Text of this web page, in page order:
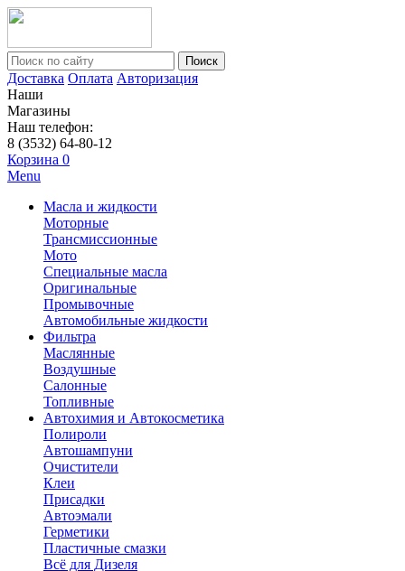
Поиск
Доставка Оплата Авторизация
Наши
Магазины
Наш телефон:
8 (3532) 64-80-12
Корзина 0
Menu
Масла и жидкости
Моторные
Трансмиссионные
Мото
Специальные масла
Оригинальные
Промывочные
Автомобильные жидкости
Фильтра
Маслянные
Воздушные
Салонные
Топливные
Автохимия и Автокосметика
Полироли
Автошампуни
Очистители
Клеи
Присадки
Автоэмали
Герметики
Пластичные смазки
Всё для Дизеля